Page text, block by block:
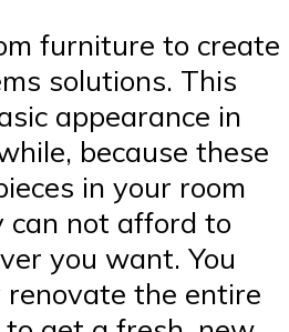
furniture to create
solutions. This
appearance in
because these
in your room
can not afford to
you want. You
the entire